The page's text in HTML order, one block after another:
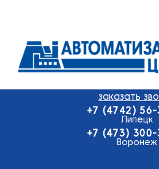
О
Оплата и
заказать
+7 (4742) 56-
Липецк
+7 (473) 300-
Воронеж